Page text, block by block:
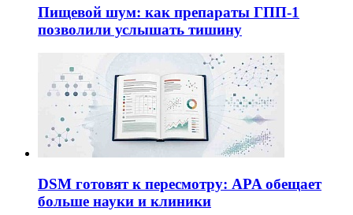
Пищевой шум: как препараты ГПП-1
позволили услышать тишину
DSM готовят к пересмотру: APA обещает
больше науки и клиники